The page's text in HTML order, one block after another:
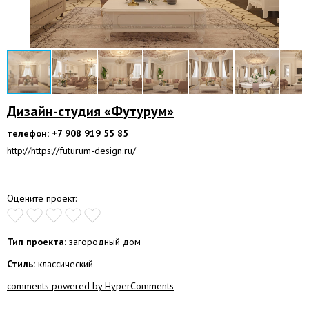
Дизайн-студия «Футурум»
телефон: +7 908 919 55 85
http://https://futurum-design.ru/
Оцените проект:
Тип проекта: загородный дом
Стиль: классический
comments powered by HyperComments